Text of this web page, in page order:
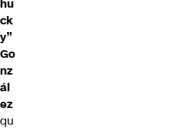
hu
ck
y”
Go
nz
ál
ez
qu